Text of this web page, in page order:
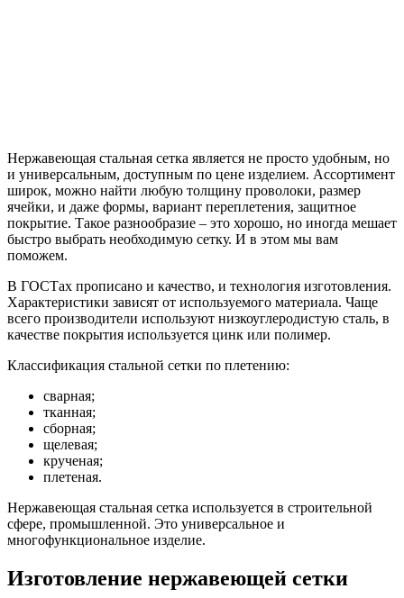
Нержавеющая стальная сетка является не просто удобным, но
и универсальным, доступным по цене изделием. Ассортимент
широк, можно найти любую толщину проволоки, размер
ячейки, и даже формы, вариант переплетения, защитное
покрытие. Такое разнообразие – это хорошо, но иногда мешает
быстро выбрать необходимую сетку. И в этом мы вам
поможем.
В ГОСТах прописано и качество, и технология изготовления.
Характеристики зависят от используемого материала. Чаще
всего производители используют низкоуглеродистую сталь, в
качестве покрытия используется цинк или полимер.
Классификация стальной сетки по плетению:
сварная;
тканная;
сборная;
щелевая;
крученая;
плетеная.
Нержавеющая стальная сетка используется в строительной
сфере, промышленной. Это универсальное и
многофункциональное изделие.
Изготовление нержавеющей сетки